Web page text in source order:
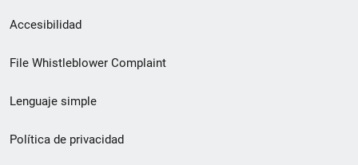
Menú
de
de
pie
Accesibilidad
File Whistleblower Complaint
Lenguaje simple
Política de privacidad